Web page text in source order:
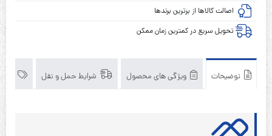
اصالت کالاها از برترین برندها
تحویل سریع در کمترین زمان ممکن
توضیحات ویژگی های محصول شرایط حمل و نقل